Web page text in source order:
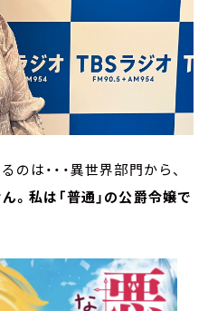
は・・・異世界部門から、
。私は「普通」の公爵令嬢で